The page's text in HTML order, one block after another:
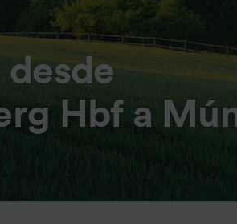
desde
Hbf a